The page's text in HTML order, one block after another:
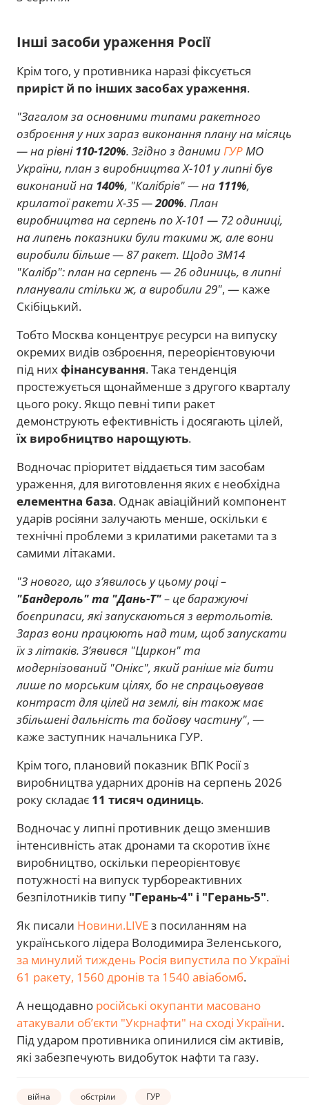
Інші засоби ураження Росії
Крім того, у противника наразі фіксується
приріст й по інших засобах ураження.
"Загалом за основними типами ракетного
озброєння у них зараз виконання плану на місяць
— на рівні110-120%. Згідно з данимиГУРМО
України, план з виробництва Х-101 у липні був
виконаний на 140%, "Калібрів" — на 111%,
крилатої ракети Х-35 —200%. План
виробництва на серпень по Х-101 — 72 одиниці,
на липень показники були такими ж, але вони
виробили більше — 87 ракет. Щодо 3М14
"Калібр": план на серпень — 26 одиниць, в липні
планували стільки ж, а виробили 29", — каже
Скібіцький.
Тобто Москва концентрує ресурси на випуску
окремих видів озброєння, переорієнтовуючи
під нихфінансування. Така тенденція
простежується щонайменше з другого кварталу
цього року. Якщо певні типи ракет
демонструють ефективність і досягають цілей,
їх виробництво нарощують.
Водночас пріоритет віддається тим засобам
ураження, для виготовлення яких є необхідна
елементна база. Однак авіаційний компонент
ударів росіяни залучають менше, оскільки є
технічні проблеми з крилатими ракетами та з
самими літаками.
"З нового, що зʼявилось у цьому році –
"Бандероль" та "Дань-Т"– це баражуючі
боєприпаси, які запускаються з вертольотів.
Зараз вони працюють над тим, щоб запускати
їх з літаків. Зʼявився "Циркон" та
модернізований "Онікс", який раніше міг бити
лише по морським цілях, бо не спрацьовував
контраст для цілей на землі, він також має
збільшені дальність та бойову частину", —
каже заступник начальника ГУР.
Крім того, плановий показник ВПК Росії з
виробництва ударних дронів на серпень 2026
року складає 11 тисяч одиниць.
Водночас у липні противник дещо зменшив
інтенсивність атак дронами та скоротив їхнє
виробництво, оскільки переорієнтовує
потужності на випуск турбореактивних
безпілотників типу "Герань-4" і "Герань-5".
Як писали Новини.LIVEз посиланням на
українського лідера Володимира Зеленського,
за минулий тиждень Росія випустила по Україні
61 ракету, 1560 дронів та 1540 авіабомб.
А нещодавно російські окупанти масовано
атакували обʼєкти "Укрнафти" на сході України.
Під ударом противника опинилися сім активів,
які забезпечують видобуток нафти та газу.
війна обстріли ГУР